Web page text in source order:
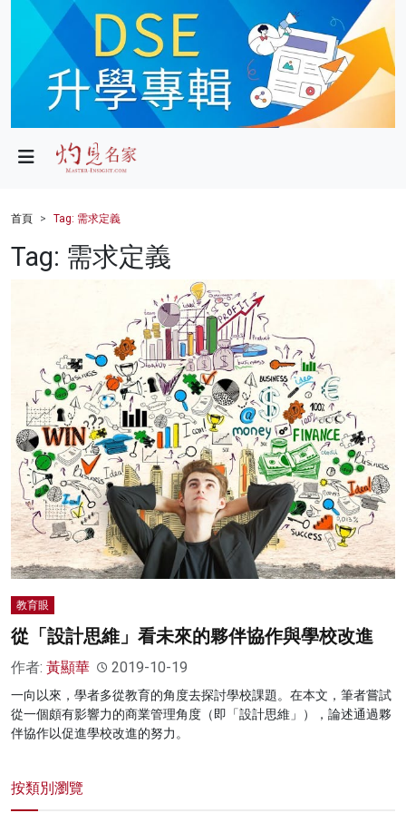
政局
財經
科技
影片
名家榜
灼見活動
關於我們
首頁 Tag: 需求定義
Tag: 需求定義
教育眼
從「設計思維」看未來的夥伴協作與學校改進
作者: 黃顯華 2019-10-19
一向以來，學者多從教育的角度去探討學校課題。在本文，筆者嘗試
從一個頗有影響力的商業管理角度（即「設計思維」），論述通過夥
伴協作以促進學校改進的努力。
按類別瀏覽